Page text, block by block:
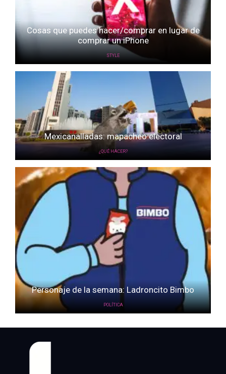
Cosas que puedes hacer/comprar en lugar de
comprar un iPhone
STYLE
Mexicanalladas: mapacheo electoral
¿QUÉ HACER?
Personaje de la semana: Ladroncito Bimbo
POLÍTICA